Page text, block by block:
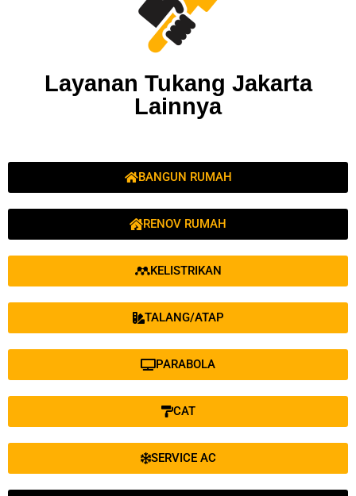
Layanan Tukang Jakarta
Lainnya
BANGUN RUMAH
RENOV RUMAH
KELISTRIKAN
TALANG/ATAP
PARABOLA
CAT
SERVICE AC